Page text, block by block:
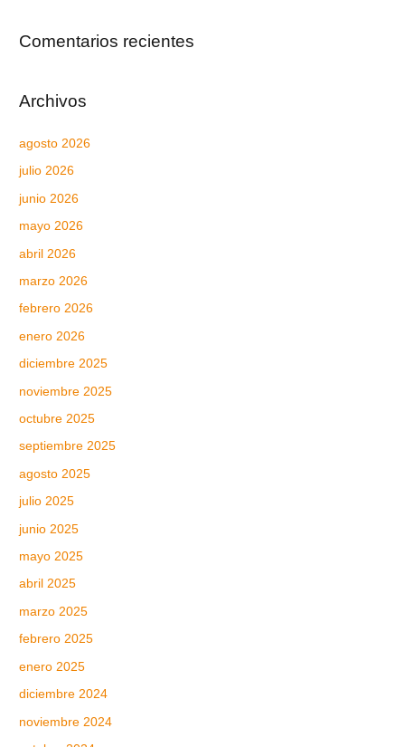
Comentarios recientes
Archivos
agosto 2026
julio 2026
junio 2026
mayo 2026
abril 2026
marzo 2026
febrero 2026
enero 2026
diciembre 2025
noviembre 2025
octubre 2025
septiembre 2025
agosto 2025
julio 2025
junio 2025
mayo 2025
abril 2025
marzo 2025
febrero 2025
enero 2025
diciembre 2024
noviembre 2024